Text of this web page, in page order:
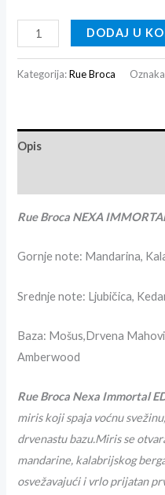
DODAJ U
Kategorija:Rue Broca
Opis
Rue Broca NEXA
Gornje note: Mandarina,
Srednje note: Ljubičica,
Baza: Mošus,Drvena
Amberwood
Rue Broca Nexa Immortal
miris koji spaja voćnu
drvenastu bazu.Miris se
mandarine, kalabrijskog
osvežavajući i vrlo prijatan